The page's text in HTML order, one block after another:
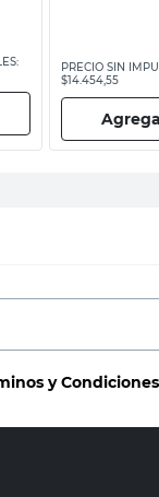
PRECIO SIN
$14.454,55
y